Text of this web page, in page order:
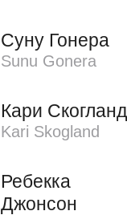
Суну Гонера
Sunu Gonera
Кари Скогланд
Kari Skogland
Ребекка
Джонсон